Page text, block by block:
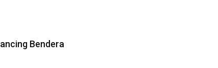
Bendera